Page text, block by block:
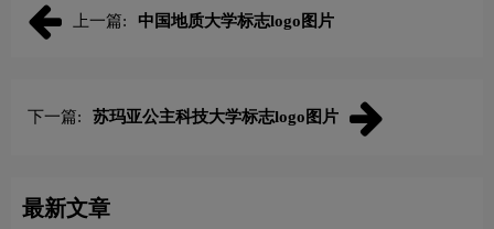
上一篇: 中国地质大学标志logo图片
下一篇: 苏玛亚公主科技大学标志logo图片
最新文章